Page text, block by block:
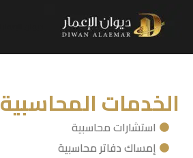
المحتوى
الخدمات المحاسبية
استشارات محاسبية
إمساك دفاتر محاسبية